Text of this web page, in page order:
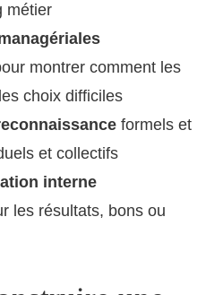
métier
montrer comment les
choix difficiles
formels et
et collectifs
interne
les résultats, bons ou